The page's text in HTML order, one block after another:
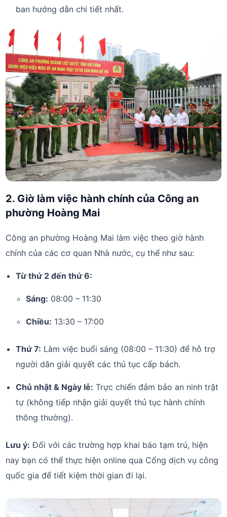
ban hướng dẫn chi tiết nhất.
2. Giờ làm việc hành chính của Công an
phường Hoàng Mai
Công an phường Hoàng Mai làm việc theo giờ hành
chính của các cơ quan Nhà nước, cụ thể như sau:
Từ thứ 2 đến thứ 6:
Sáng: 08:00 – 11:30
Chiều: 13:30 – 17:00
Thứ 7: Làm việc buổi sáng (08:00 – 11:30) để hỗ trợ
người dân giải quyết các thủ tục cấp bách.
Chủ nhật & Ngày lễ: Trực chiến đảm bảo an ninh trật
tự (không tiếp nhận giải quyết thủ tục hành chính
thông thường).
Lưu ý: Đối với các trường hợp khai báo tạm trú, hiện
nay bạn có thể thực hiện online qua Cổng dịch vụ công
quốc gia để tiết kiệm thời gian đi lại.